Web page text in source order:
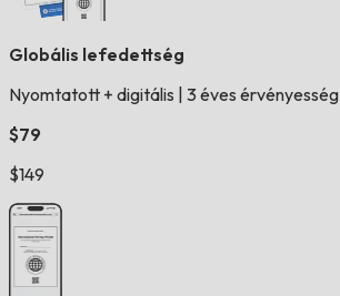
Globális lefedettség
Nyomtatott + digitális 3 éves érvényesség
$79
$149